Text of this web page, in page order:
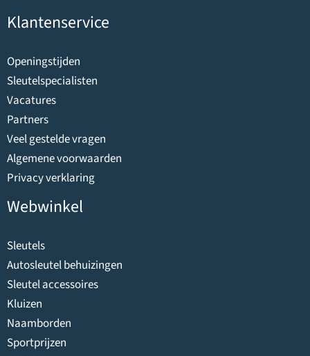
Klantenservice
Openingstijden
Sleutelspecialisten
Vacatures
Partners
Veel gestelde vragen
Algemene voorwaarden
Privacy verklaring
Webwinkel
Sleutels
Autosleutel behuizingen
Sleutel accessoires
Kluizen
Naamborden
Sportprijzen